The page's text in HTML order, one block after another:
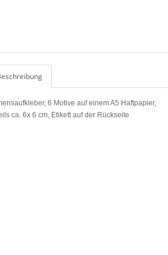
6 Motive auf einem A5 Haftpapier,
ca. 6x 6 cm, Etikett auf der Rückseite